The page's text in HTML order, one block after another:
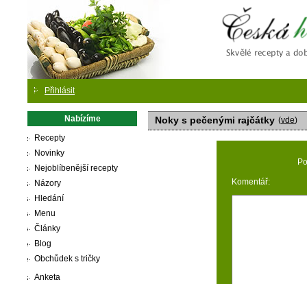
Přihlásit
Nabízíme
Recepty
Novinky
Nejoblíbenější recepty
Názory
Hledání
Menu
Články
Blog
Obchůdek s tričky
Anketa
Noky s pečenými rajčátky (vde)
Komentář: